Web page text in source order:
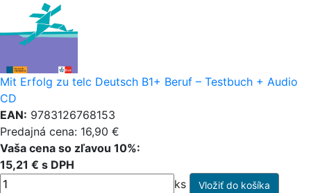
Mit Erfolg zu telc Deutsch B1+ Beruf – Testbuch + Audio
CD
EAN: 9783126768153
Predajná cena: 16,90 €
Vaša cena so zľavou 10%:
15,21 € s DPH
ks